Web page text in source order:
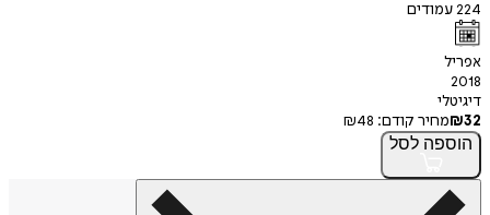
224עמודים
אפריל
2018
דיגיטלי
₪32 מחיר קודם: ₪48
הוספה לסל